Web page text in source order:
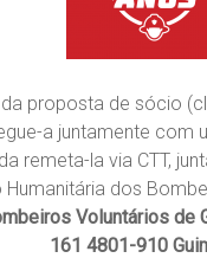
proposta de sócio
a juntamente com
remeta-la via CTT,
dos
Voluntários de
161 4801-910